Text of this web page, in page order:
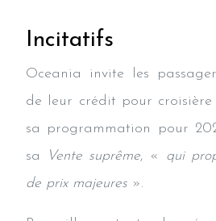
Incitatifs
Oceania invite les
de leur crédit pour
sa programmation pour
sa
Vente suprême, « qui
de prix majeures ».